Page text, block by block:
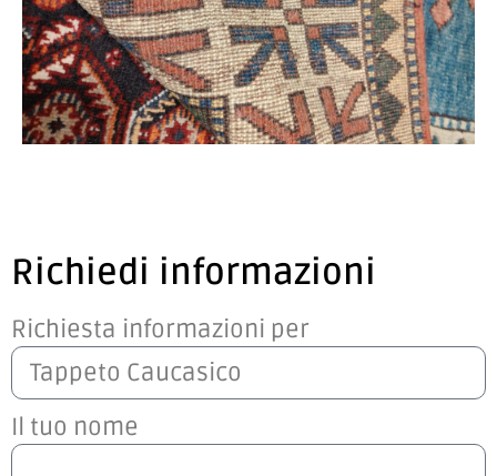
Richiedi informazioni
Richiesta informazioni per
Il tuo nome